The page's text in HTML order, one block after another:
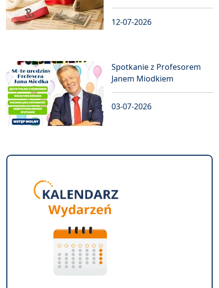
12-07-2026
Spotkanie z Profesorem
Janem Miodkiem
03-07-2026